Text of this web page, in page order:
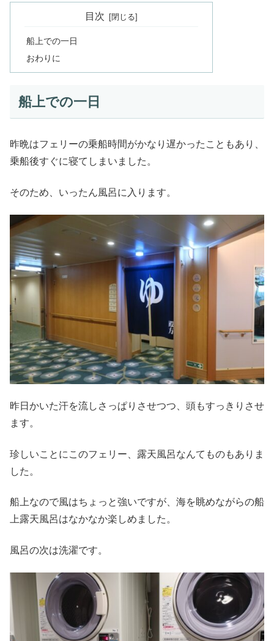
目次
船上での一日
おわりに
船上での一日
昨晩はフェリーの乗船時間がかなり遅かったこともあり、
乗船後すぐに寝てしまいました。
そのため、いったん風呂に入ります。
昨日かいた汗を流しさっぱりさせつつ、頭もすっきりさせ
ます。
珍しいことにこのフェリー、露天風呂なんてものもありま
した。
船上なので風はちょっと強いですが、海を眺めながらの船
上露天風呂はなかなか楽しめました。
風呂の次は洗濯です。